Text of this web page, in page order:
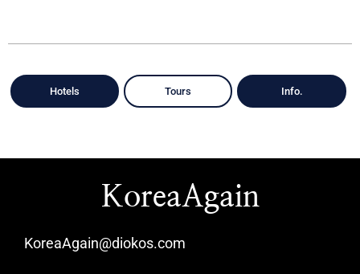
Hotels Tours Info.
KoreaAgain
KoreaAgain@diokos.com